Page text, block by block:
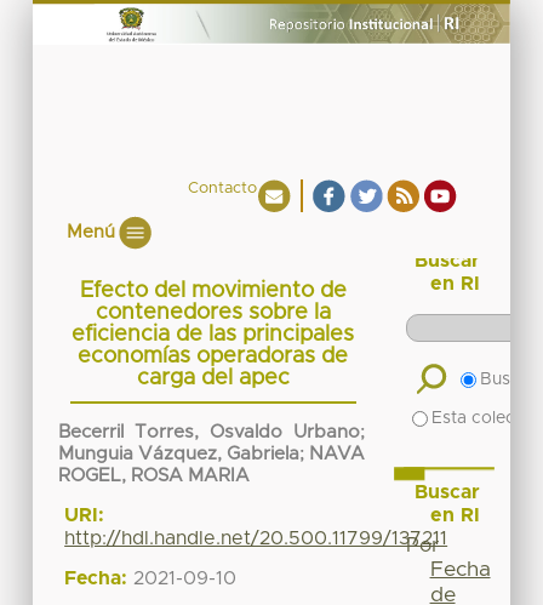
Contacto
Menú
Efecto del movimiento de
contenedores sobre la
eficiencia de las principales
economías operadoras de
carga del apec
Becerril Torres, Osvaldo Urbano;
Munguia Vázquez, Gabriela; NAVA
ROGEL, ROSA MARIA
URI:
http://hdl.handle.net/20.500.11799/137211
Fecha: 2021-09-10
Buscar
en RI
Buscar
Esta
Buscar
en RI
Por
Fecha
de